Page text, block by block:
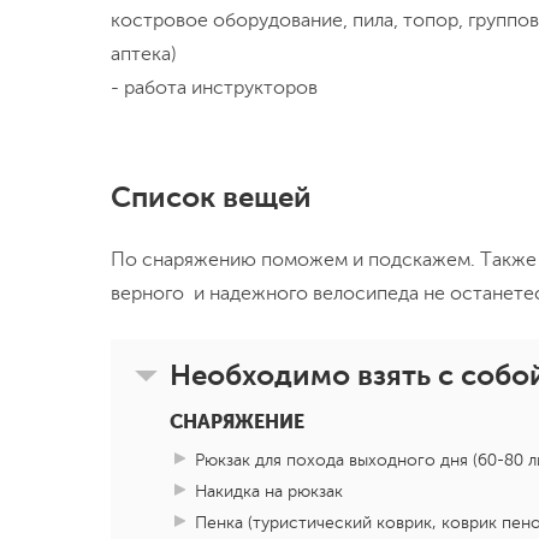
стоянки в можжевеловую рощу.
достопримечательностям, но не менее
берег, где посмотрим старые маяки-
Волхова в сторону реки Сясь, вдоль
костровое оборудование, пила, топор,
аптека)
- работа инструкторов
Список вещей
По снаряжению поможем и подскажем. Также
верного и надежного велосипеда не
Необходимо взять с
СНАРЯЖЕНИЕ
Рюкзак для похода выходного дня (60-80
Накидка на рюкзак
Пенка (туристический коврик, коврик